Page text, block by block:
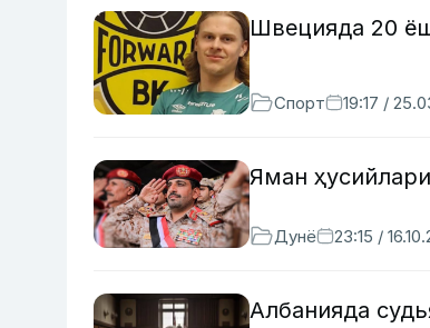
Швецияда 20
Спорт 19:17 /
Яман
Дунё 23:15 /
Албанияда